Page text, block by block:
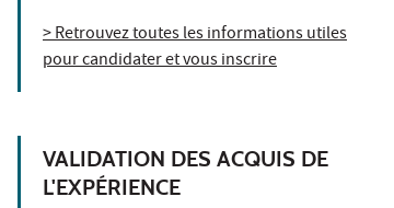
> Retrouvez toutes les informations utiles
pour candidater et vous inscrire
VALIDATION DES ACQUIS DE
L'EXPÉRIENCE